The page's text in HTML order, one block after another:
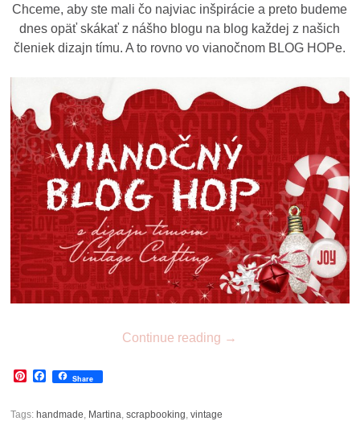
Chceme, aby ste mali čo najviac inšpirácie a preto budeme
dnes opäť skákať z nášho blogu na blog každej z našich
členiek dizajn tímu. A to rovno vo vianočnom BLOG HOPe.
Continue reading →
Pinterest
Facebook
Share
Tags:handmade Martina ,scrapbooking ,vintage